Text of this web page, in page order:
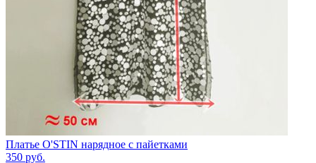
Платье O'STIN нарядное с пайетками
350 руб.